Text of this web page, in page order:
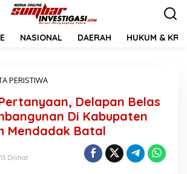
NASIONAL DAERAH HUKUM &
PERISTIWA
m
b
u
l
Delapan Belas
Di Kabupaten
Mendadak Batal
Dilihat